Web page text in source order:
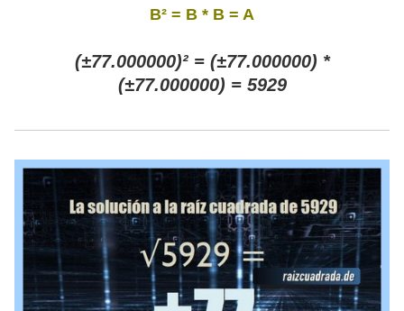
B² = B * B = A
(±77.000000)² = (±77.000000) *
(±77.000000) = 5929